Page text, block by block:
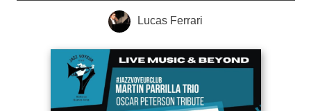
Lucas Ferrari